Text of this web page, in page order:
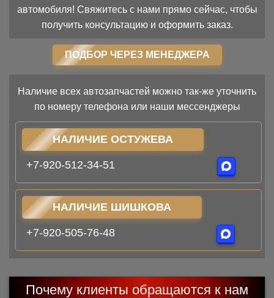
автомобиля! Свяжитесь с нами прямо сейчас, чтобы
получить консультацию и оформить заказ.
ПОДБОР ЧЕРЕЗ МЕНЕДЖЕРА
Наличие всех автозапчастей можно так-же уточнить
по номеру телефона или наши мессенджеры
НАЛИЧИЕ ОСТУЖЕВА
+7-920-512-34-51
НАЛИЧИЕ ШИШКОВА
+7-920-505-76-48
Почему клиенты обращаются к нам